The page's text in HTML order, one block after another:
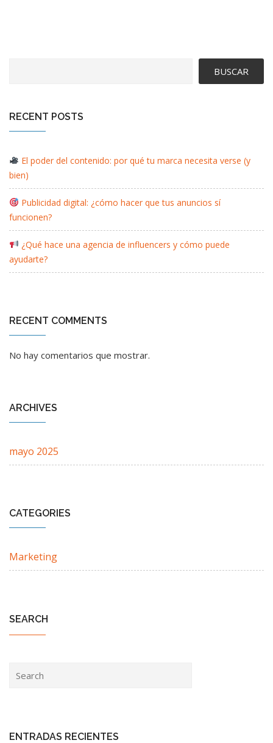
BUSCAR
RECENT POSTS
El poder del contenido: por qué tu marca necesita verse (y
bien)
Publicidad digital: ¿cómo hacer que tus anuncios sí
funcionen?
¿Qué hace una agencia de influencers y cómo puede
ayudarte?
RECENT COMMENTS
No hay comentarios que mostrar.
ARCHIVES
mayo 2025
CATEGORIES
Marketing
SEARCH
ENTRADAS RECIENTES